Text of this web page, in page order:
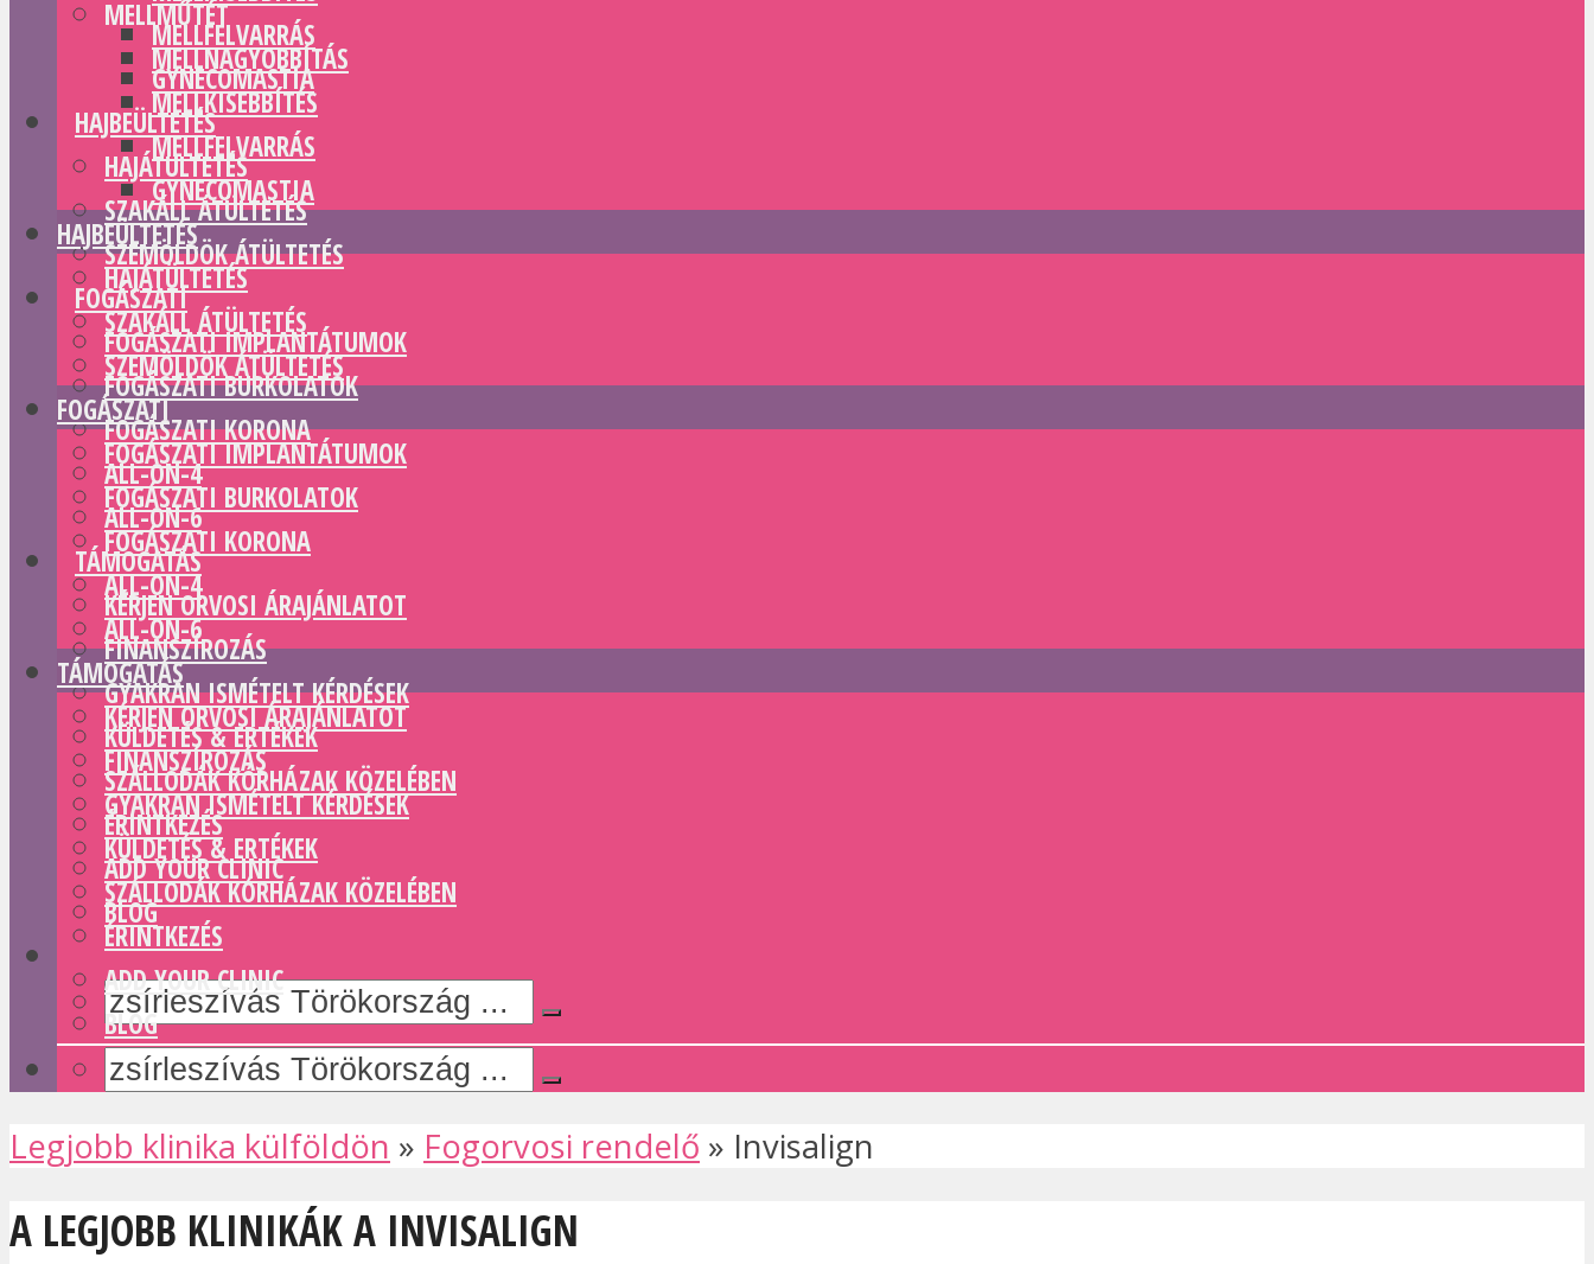
MELLFELVARRÁS
GYNECOMASTIA
HAJBEÜLTETÉS
HAJÁTÜLTETÉS
SZAKÁLL ÁTÜLTETÉS
SZEMÖLDÖK ÁTÜLTETÉS
FOGÁSZATI
FOGÁSZATI IMPLANTÁTUMOK
FOGÁSZATI BURKOLATOK
FOGÁSZATI KORONA
ALL-ON-4
ALL-ON-6
TÁMOGATÁS
KÉRJEN ORVOSI ÁRAJÁNLATOT
FINANSZÍROZÁS
GYAKRAN ISMÉTELT KÉRDÉSEK
KÜLDETÉS & ERTÉKEK
SZÁLLODÁK KÓRHÁZAK KÖZELÉBEN
ÉRINTKEZÉS
ADD YOUR CLINIC
BLOG
MELLMŰTÉT
MELLNAGYOBBÍTÁS
MELLKISEBBÍTÉS
MELLFELVARRÁS
GYNECOMASTIA
HAJBEÜLTETÉS
HAJÁTÜLTETÉS
SZAKÁLL ÁTÜLTETÉS
SZEMÖLDÖK ÁTÜLTETÉS
FOGÁSZATI
FOGÁSZATI IMPLANTÁTUMOK
FOGÁSZATI BURKOLATOK
FOGÁSZATI KORONA
ALL-ON-4
ALL-ON-6
TÁMOGATÁS
KÉRJEN ORVOSI ÁRAJÁNLATOT
FINANSZÍROZÁS
GYAKRAN ISMÉTELT KÉRDÉSEK
KÜLDETÉS & ERTÉKEK
SZÁLLODÁK KÓRHÁZAK KÖZELÉBEN
ÉRINTKEZÉS
ADD YOUR CLINIC
BLOG
Legjobb klinika külföldön » Fogorvosi rendelő » Invisalign
A LEGJOBB KLINIKÁK A INVISALIGN